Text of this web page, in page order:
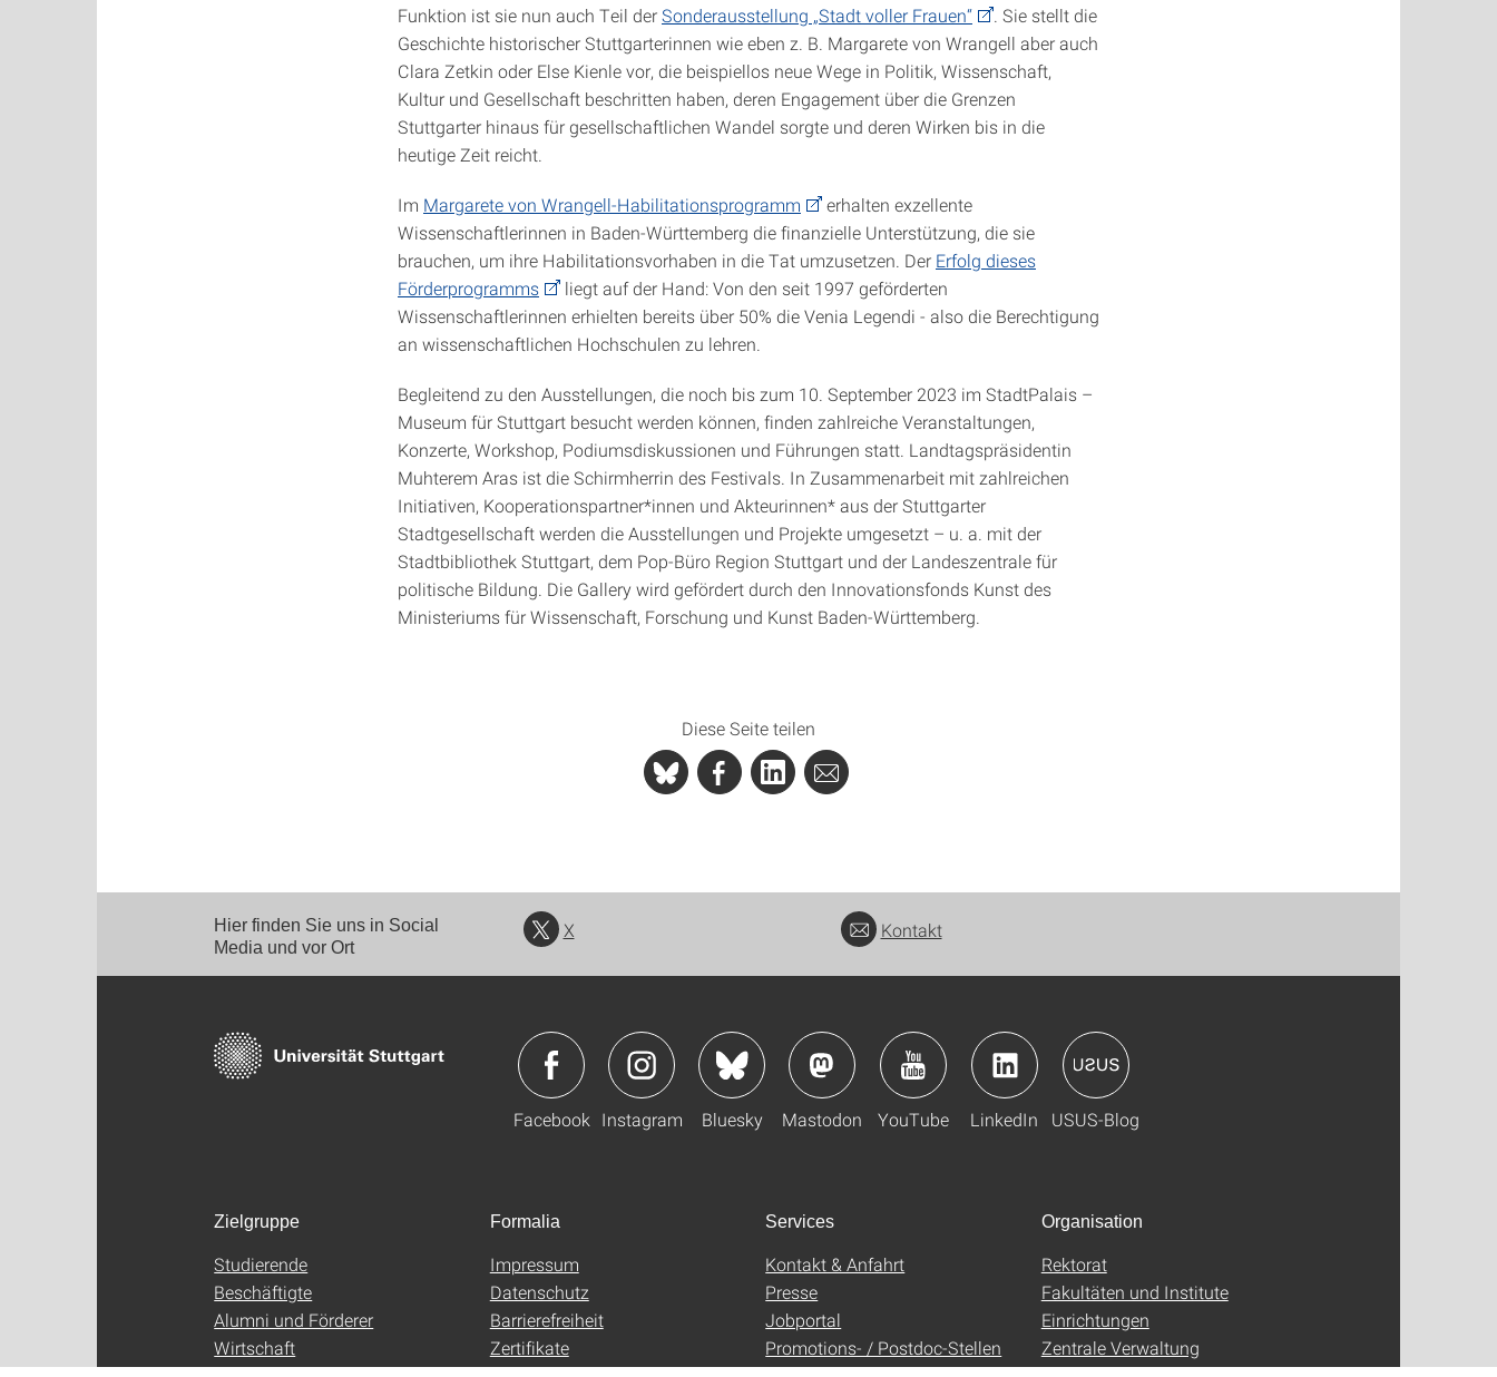
Funktion ist sie nun auch Teil derSonderausstellung „Stadt voller Frauen“
. Sie stellt die
Geschichte historischer Stuttgarterinnen wie eben z. B. Margarete von Wrangell aber auch
Clara Zetkin oder Else Kienle vor, die beispiellos neue Wege in Politik, Wissenschaft,
Kultur und Gesellschaft beschritten haben, deren Engagement über die Grenzen
Stuttgarter hinaus für gesellschaftlichen Wandel sorgte und deren Wirken bis in die
heutige Zeit reicht.
Im Margarete von Wrangell-Habilitationsprogramm
erhalten exzellente
Wissenschaftlerinnen in Baden-Württemberg die finanzielle Unterstützung, die sie
brauchen, um ihre Habilitationsvorhaben in die Tat umzusetzen. Der Erfolg dieses
Förderprogramms
liegt auf der Hand: Von den seit 1997 geförderten
Wissenschaftlerinnen erhielten bereits über 50% die Venia Legendi - also die Berechtigung
an wissenschaftlichen Hochschulen zu lehren.
Begleitend zu den Ausstellungen, die noch bis zum 10. September 2023 im StadtPalais –
Museum für Stuttgart besucht werden können, finden zahlreiche Veranstaltungen,
Konzerte, Workshop, Podiumsdiskussionen und Führungen statt. Landtagspräsidentin
Muhterem Aras ist die Schirmherrin des Festivals. In Zusammenarbeit mit zahlreichen
Initiativen, Kooperationspartner*innen und Akteurinnen* aus der Stuttgarter
Stadtgesellschaft werden die Ausstellungen und Projekte umgesetzt – u. a. mit der
Stadtbibliothek Stuttgart, dem Pop-Büro Region Stuttgart und der Landeszentrale für
politische Bildung. Die Gallery wird gefördert durch den Innovationsfonds Kunst des
Ministeriums für Wissenschaft, Forschung und Kunst Baden-Württemberg.
Diese Seite teilen
Hier finden Sie uns in Social
Media und vor Ort
X Kontakt
Facebook Instagram Bluesky Mastodon YouTube LinkedIn USUS-Blog
Zielgruppe
Studierende
Beschäftigte
Alumni und Förderer
Wirtschaft
Formalia
Impressum
Datenschutz
Barrierefreiheit
Zertifikate
Services
Kontakt & Anfahrt
Presse
Jobportal
Promotions- / Postdoc-Stellen
Organisation
Rektorat
Fakultäten und Institute
Einrichtungen
Zentrale Verwaltung